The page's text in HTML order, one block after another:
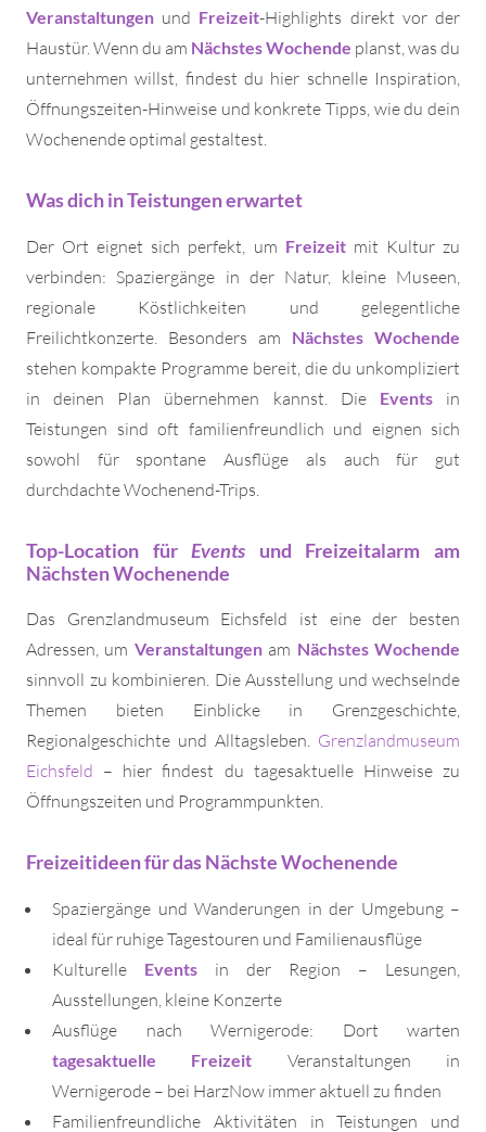
Veranstaltungen und Freizeit-Highlights direkt vor der
Haustür. Wenn du am Nächstes Wochende planst, was du
unternehmen willst, findest du hier schnelle Inspiration,
Öffnungszeiten-Hinweise und konkrete Tipps, wie du dein
Wochenende optimal gestaltest.
Was dich in Teistungen erwartet
Der Ort eignet sich perfekt, um Freizeitmit Kultur zu
verbinden: Spaziergänge in der Natur, kleine Museen,
regionale Köstlichkeiten und gelegentliche
Freilichtkonzerte. Besonders am Nächstes Wochende
stehen kompakte Programme bereit, die du unkompliziert
in deinen Plan übernehmen kannst. Die Eventsin
Teistungen sind oft familienfreundlich und eignen sich
sowohl für spontane Ausflüge als auch für gut
durchdachte Wochenend-Trips.
Top-Location fürEvents und Freizeitalarm am
Nächsten Wochenende
Das Grenzlandmuseum Eichsfeld ist eine der besten
Adressen, um Veranstaltungenam Nächstes Wochende
sinnvoll zu kombinieren. Die Ausstellung und wechselnde
Themen bieten Einblicke in Grenzgeschichte,
Regionalgeschichte und Alltagsleben. Grenzlandmuseum
Eichsfeld – hier findest du tagesaktuelle Hinweise zu
Öffnungszeiten und Programmpunkten.
Freizeitideen für das Nächste Wochenende
Spaziergänge und Wanderungen in der Umgebung –
ideal für ruhige Tagestouren und Familienausflüge
Kulturelle Events in der Region – Lesungen,
Ausstellungen, kleine Konzerte
Ausflüge nach Wernigerode: Dort warten
tagesaktuelle Freizeit Veranstaltungen in
Wernigerode – bei HarzNow immer aktuell zu finden
Familienfreundliche Aktivitäten in Teistungen und